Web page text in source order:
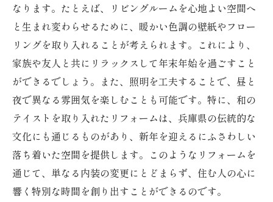
なります。たとえば、リビングルームを心地よい空間へ
と生まれ変わらせるために、暖かい色調の壁紙やフロー
リングを取り入れることが考えられます。これにより、
家族や友人と共にリラックスして年末年始を過ごすこと
ができるでしょう。また、照明を工夫することで、昼と
夜で異なる雰囲気を楽しむことも可能です。特に、和の
テイストを取り入れたリフォームは、兵庫県の伝統的な
文化にも通じるものがあり、新年を迎えるにふさわしい
落ち着いた空間を提供します。このようなリフォームを
通じて、単なる内装の変更にとどまらず、住む人の心に
響く特別な時間を創り出すことができるのです。